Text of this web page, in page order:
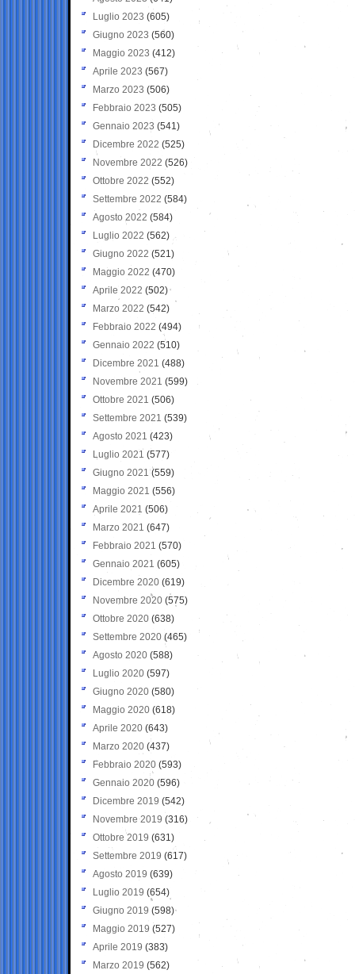
Luglio 2023 (605)
Giugno 2023 (560)
Maggio 2023 (412)
Aprile 2023 (567)
Marzo 2023 (506)
Febbraio 2023 (505)
Gennaio 2023 (541)
Dicembre 2022 (525)
Novembre 2022 (526)
Ottobre 2022 (552)
Settembre 2022 (584)
Agosto 2022 (584)
Luglio 2022 (562)
Giugno 2022 (521)
Maggio 2022 (470)
Aprile 2022 (502)
Marzo 2022 (542)
Febbraio 2022 (494)
Gennaio 2022 (510)
Dicembre 2021 (488)
Novembre 2021 (599)
Ottobre 2021 (506)
Settembre 2021 (539)
Agosto 2021 (423)
Luglio 2021 (577)
Giugno 2021(559)
Maggio 2021 (556)
Aprile 2021 (506)
Marzo 2021 (647)
Febbraio 2021 (570)
Gennaio 2021 (605)
Dicembre 2020 (619)
Novembre 2020 (575)
Ottobre 2020 (638)
Settembre 2020(465)
Agosto 2020 (588)
Luglio 2020 (597)
Giugno 2020 (580)
Maggio 2020 (618)
Aprile 2020 (643)
Marzo 2020 (437)
Febbraio 2020 (593)
Gennaio 2020 (596)
Dicembre 2019 (542)
Novembre 2019 (316)
Ottobre 2019 (631)
Settembre 2019 (617)
Agosto 2019 (639)
Luglio 2019 (654)
Giugno 2019 (598)
Maggio 2019 (527)
Aprile 2019 (383)
Marzo 2019 (562)